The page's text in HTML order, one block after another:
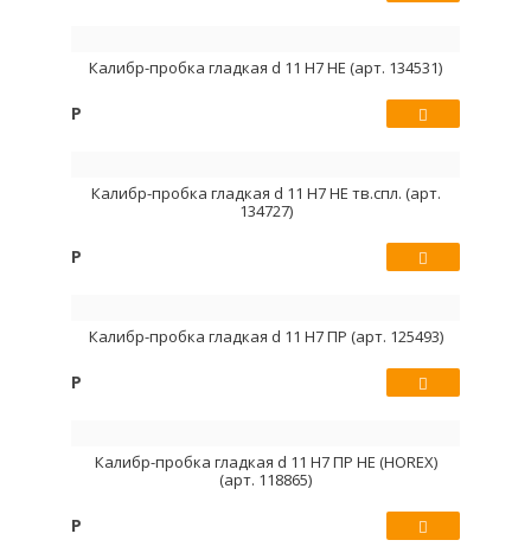
Калибр-пробка гладкая d 11 Н7 НЕ (арт. 134531)
Р
Калибр-пробка гладкая d 11 Н7 НЕ тв.спл. (арт.
134727)
Р
Калибр-пробка гладкая d 11 Н7 ПР (арт. 125493)
Р
Калибр-пробка гладкая d 11 Н7 ПР НЕ (HOREX)
(арт. 118865)
Р